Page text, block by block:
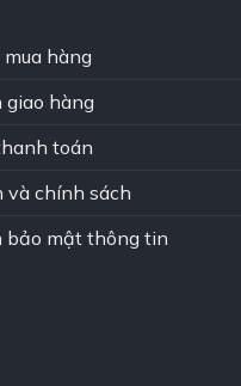
hàng
giao hàng
toán
và chính sách
bảo mật thông tin